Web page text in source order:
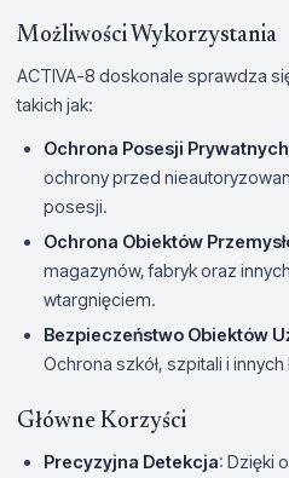
Możliwości Wykorzystania
ACTIVA-8 doskonale sprawdza
takich jak:
Ochrona Posesji Prywatnych
ochrony przed
posesji.
Ochrona Obiektów
magazynów, fabryk oraz
wtargnięciem.
Bezpieczeństwo Obiektów
Ochrona szkół, szpitali i
Główne Korzyści
Precyzyjna Detekcja: Dzięki